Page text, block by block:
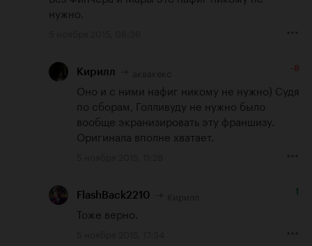
нужно.
Кирилл -8
Оно и с ними нафиг никому не нужно) Судя
по сборам, Голливуду не нужно было
вообще экранизировать эту франшизу.
Оригинала вполне хватает.
FlashBack2210 1
Тоже верно.